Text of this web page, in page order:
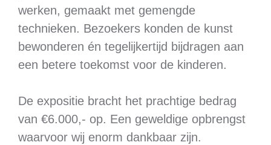
werken, gemaakt met gemengde
technieken. Bezoekers konden de kunst
bewonderen én tegelijkertijd bijdragen aan
een betere toekomst voor de kinderen.
De expositie bracht het prachtige bedrag
van €6.000,- op. Een geweldige opbrengst
waarvoor wij enorm dankbaar zijn.